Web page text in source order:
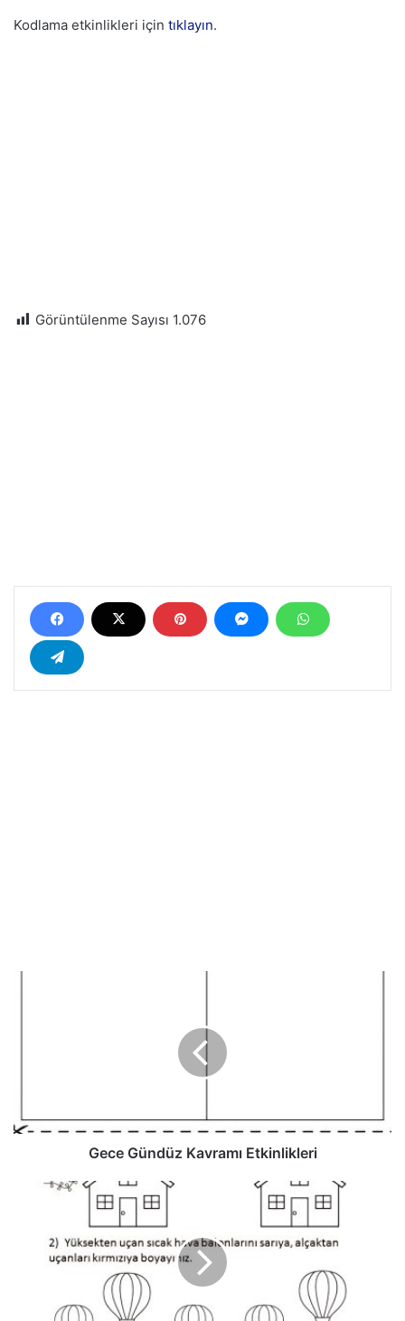
Kodlama etkinlikleri için tıklayın.
Görüntülenme Sayısı 1.076
Gece Gündüz Kavramı Etkinlikleri